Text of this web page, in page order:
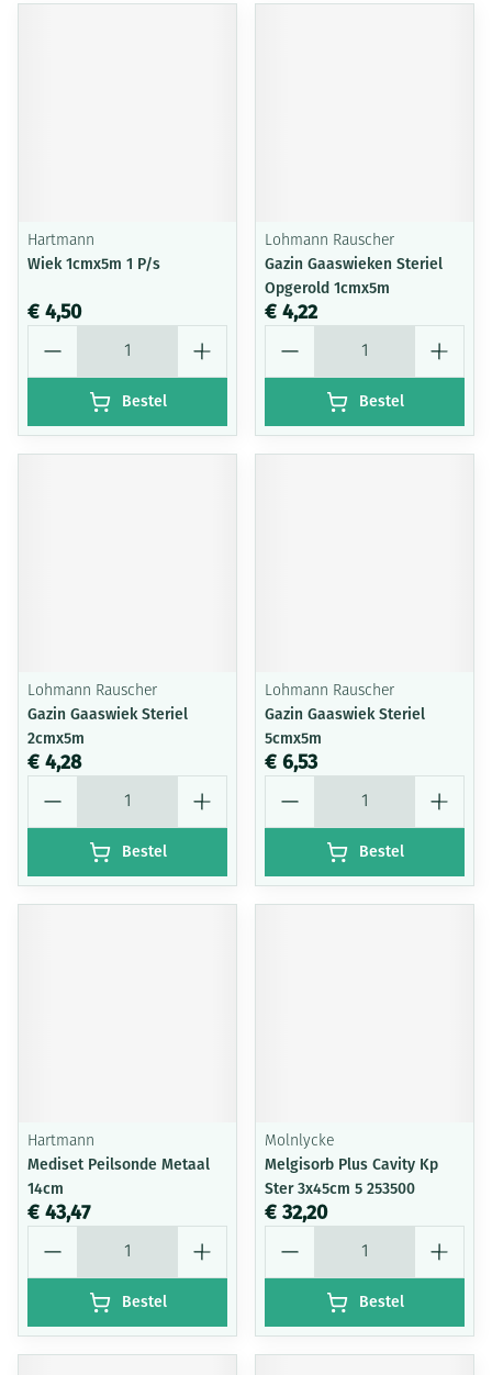
Hartmann
Wiek 1cmx5m 1 P/s
€ 4,50
Bestel
Lohmann Rauscher
Gazin Gaaswieken Steriel
Opgerold 1cmx5m
€ 4,22
Bestel
Lohmann Rauscher
Gazin Gaaswiek Steriel
2cmx5m
€ 4,28
Bestel
Lohmann Rauscher
Gazin Gaaswiek Steriel
5cmx5m
€ 6,53
Bestel
Hartmann
Mediset Peilsonde Metaal
14cm
€ 43,47
Bestel
Molnlycke
Melgisorb Plus Cavity Kp
Ster 3x45cm 5 253500
€ 32,20
Bestel